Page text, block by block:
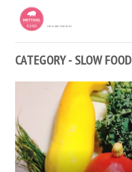
CATEGORY - SLOW FOOD